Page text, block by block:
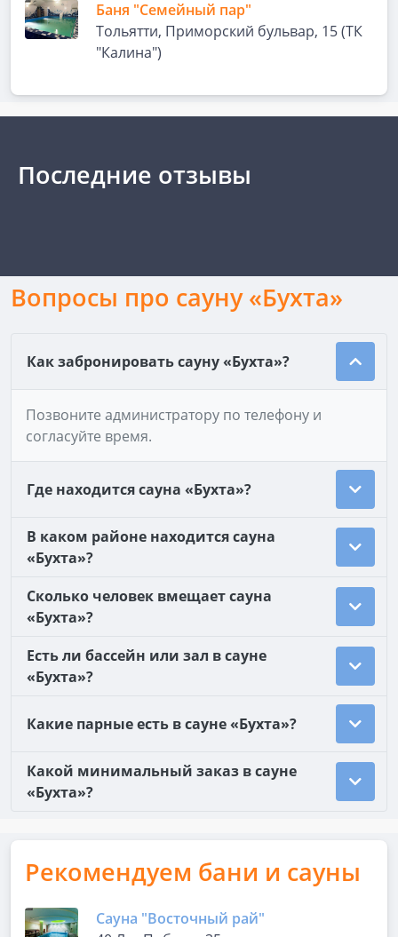
Баня "Семейный пар"
Тольятти, Приморский бульвар, 15 (ТК
"Калина")
Последние отзывы
Вопросы про сауну «Бухта»
Как забронировать сауну «Бухта»?
Позвоните администратору по телефону и
согласуйте время.
Где находится сауна «Бухта»?
В каком районе находится сауна
«Бухта»?
Сколько человек вмещает сауна
«Бухта»?
Есть ли бассейн или зал в сауне
«Бухта»?
Какие парные есть в сауне «Бухта»?
Какой минимальный заказ в сауне
«Бухта»?
Рекомендуем бани и сауны
Сауна "Восточный рай"